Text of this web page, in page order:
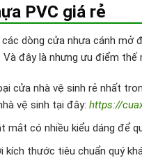
PVC giá rẻ
dòng cửa nhựa cánh mở
đây là nhưng ưu điểm
cửa nhà vệ sinh rẻ nhất
vệ sinh tại đây: https://
mắt có nhiều kiểu dáng để
kích thước tiêu chuẩn quý